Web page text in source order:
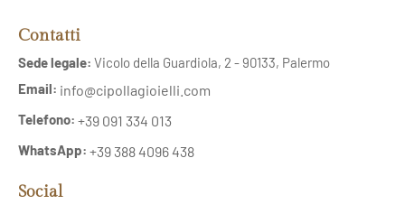
Contatti
Sede legale: Vicolo della Guardiola, 2 - 90133, Palermo
Email: info@cipollagioielli.com
Telefono: +39 091 334 013
WhatsApp: +39 388 4096 438
Social